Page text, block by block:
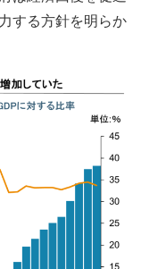
する方針を明らか